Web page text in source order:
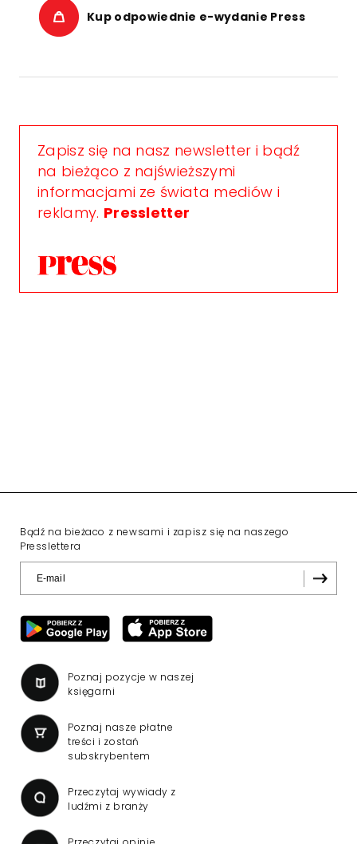
Kup odpowiednie e-wydanie Press
Zapisz się na nasz newsletter i bądź
na bieżąco z najświeższymi
informacjami ze świata mediów i
reklamy. Pressletter
Bądź na bieżaco z newsami i zapisz się na naszego
Presslettera
Poznaj pozycje w naszej
księgarni
Poznaj nasze płatne
treści i zostań
subskrybentem
Przeczytaj wywiady z
ludźmi z branży